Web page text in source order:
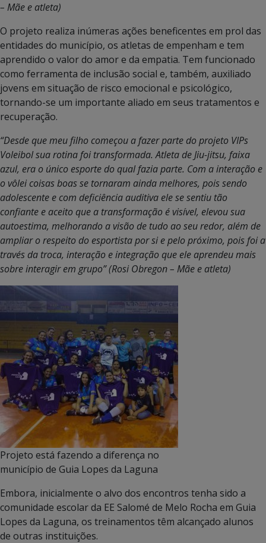
– Mãe e atleta)
O projeto realiza inúmeras ações beneficentes em prol das
entidades do município, os atletas de empenham e tem
aprendido o valor do amor e da empatia. Tem funcionado
como ferramenta de inclusão social e, também, auxiliado
jovens em situação de risco emocional e psicológico,
tornando-se um importante aliado em seus tratamentos e
recuperação.
“Desde que meu filho começou a fazer parte do projeto VIPs
Voleibol sua rotina foi transformada. Atleta de Jiu-jitsu, faixa
azul, era o único esporte do qual fazia parte. Com a interação e
o vôlei coisas boas se tornaram ainda melhores, pois sendo
adolescente e com deficiência auditiva ele se sentiu tão
confiante e aceito que a transformação é visível, elevou sua
autoestima, melhorando a visão de tudo ao seu redor, além de
ampliar o respeito do esportista por si e pelo próximo, pois foi a
través da troca, interação e integração que ele aprendeu mais
sobre interagir em grupo” (Rosi Obregon – Mãe e atleta)
Projeto está fazendo a diferença no
município de Guia Lopes da Laguna
Embora, inicialmente o alvo dos encontros tenha sido a
comunidade escolar da EE Salomé de Melo Rocha em Guia
Lopes da Laguna, os treinamentos têm alcançado alunos
de outras instituições.